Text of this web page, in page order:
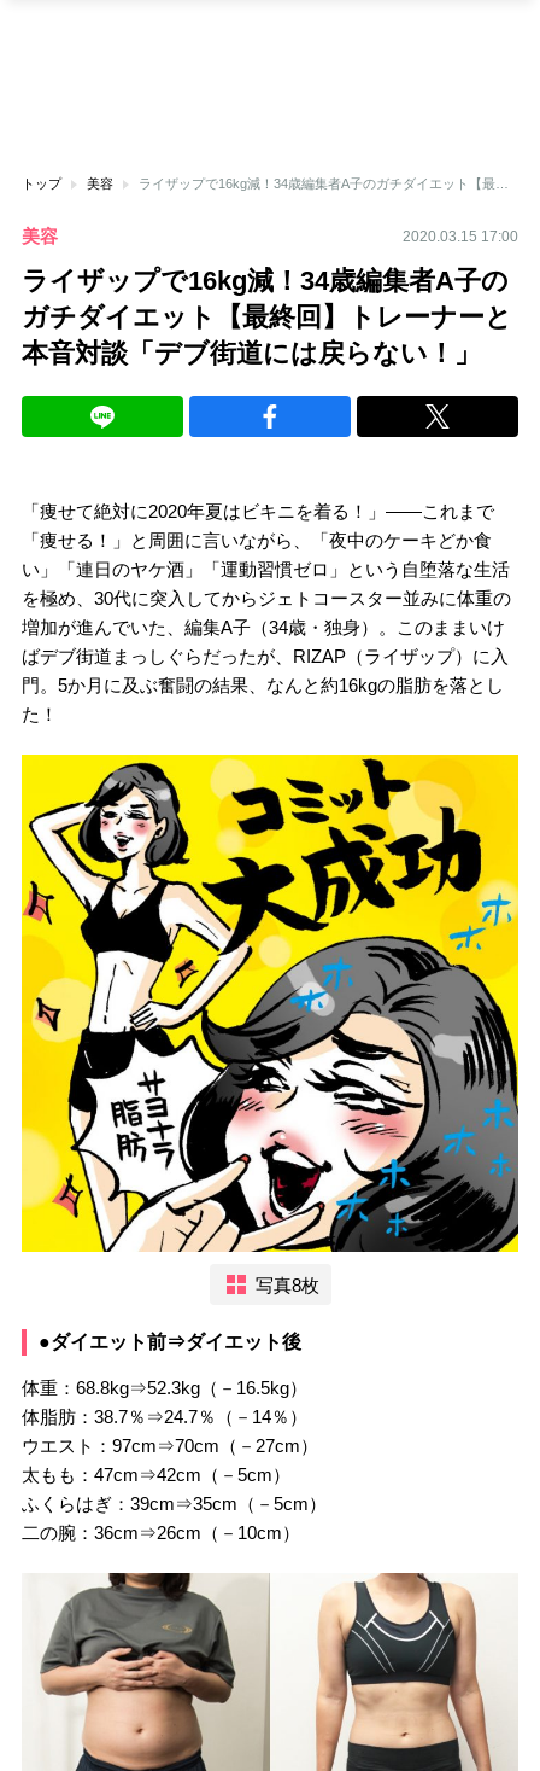
トップ 美容 ライザップで16kg減！34歳編集者A子のガチダイエット【最終回】トレーナーと本音対談「デブ街道には戻らない！」
美容 2020.03.15 17:00
ライザップで16kg減！34歳編集者A子の
ガチダイエット【最終回】トレーナーと
本音対談「デブ街道には戻らない！」
「痩せて絶対に2020年夏はビキニを着る！」――これまで
「痩せる！」と周囲に言いながら、「夜中のケーキどか食
い」「連日のヤケ酒」「運動習慣ゼロ」という自堕落な生活
を極め、30代に突入してからジェトコースター並みに体重の
増加が進んでいた、編集A子（34歳・独身）。このままいけ
ばデブ街道まっしぐらだったが、RIZAP（ライザップ）に入
門。5か月に及ぶ奮闘の結果、なんと約16kgの脂肪を落とし
た！
写真8枚
●ダイエット前⇒ダイエット後
体重：68.8kg⇒52.3kg（－16.5kg）
体脂肪：38.7％⇒24.7％（－14％）
ウエスト：97cm⇒70cm（－27cm）
太もも：47cm⇒42cm（－5cm）
ふくらはぎ：39cm⇒35cm（－5cm）
二の腕：36cm⇒26cm（－10cm）